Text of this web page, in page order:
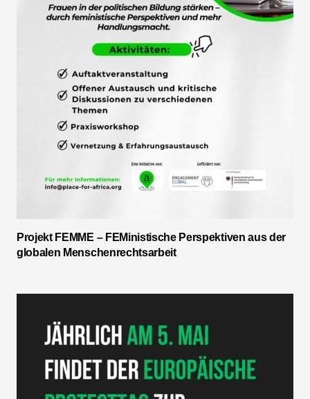
Projekt FEMME – FEMinistische Perspektiven aus der
globalen Menschenrechtsarbeit